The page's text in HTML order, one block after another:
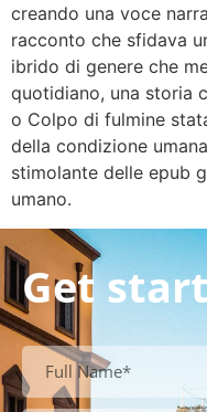
creando una voce
racconto che sfidava
ibrido di genere che
quotidiano, una storia
o Colpo di fulmine
della condizione
stimolante delle epub
umano.
Get